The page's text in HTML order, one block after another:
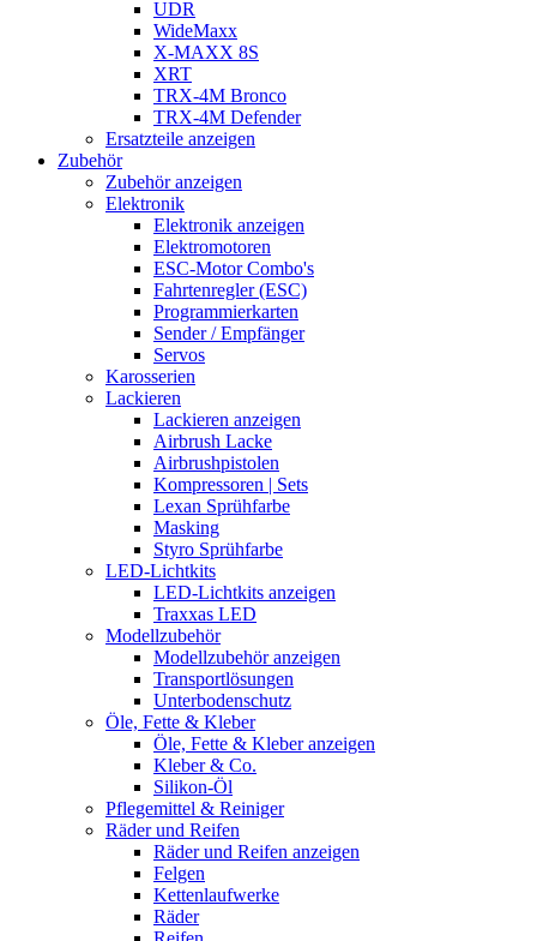
UDR
WideMaxx
X-MAXX 8S
XRT
TRX-4M Bronco
TRX-4M Defender
Ersatzteile anzeigen
Zubehör
Zubehör anzeigen
Elektronik
Elektronik anzeigen
Elektromotoren
ESC-Motor Combo's
Fahrtenregler (ESC)
Programmierkarten
Sender / Empfänger
Servos
Karosserien
Lackieren
Lackieren anzeigen
Airbrush Lacke
Airbrushpistolen
Kompressoren | Sets
Lexan Sprühfarbe
Masking
Styro Sprühfarbe
LED-Lichtkits
LED-Lichtkits anzeigen
Traxxas LED
Modellzubehör
Modellzubehör anzeigen
Transportlösungen
Unterbodenschutz
Öle, Fette & Kleber
Öle, Fette & Kleber anzeigen
Kleber & Co.
Silikon-Öl
Pflegemittel & Reiniger
Räder und Reifen
Räder und Reifen anzeigen
Felgen
Kettenlaufwerke
Räder